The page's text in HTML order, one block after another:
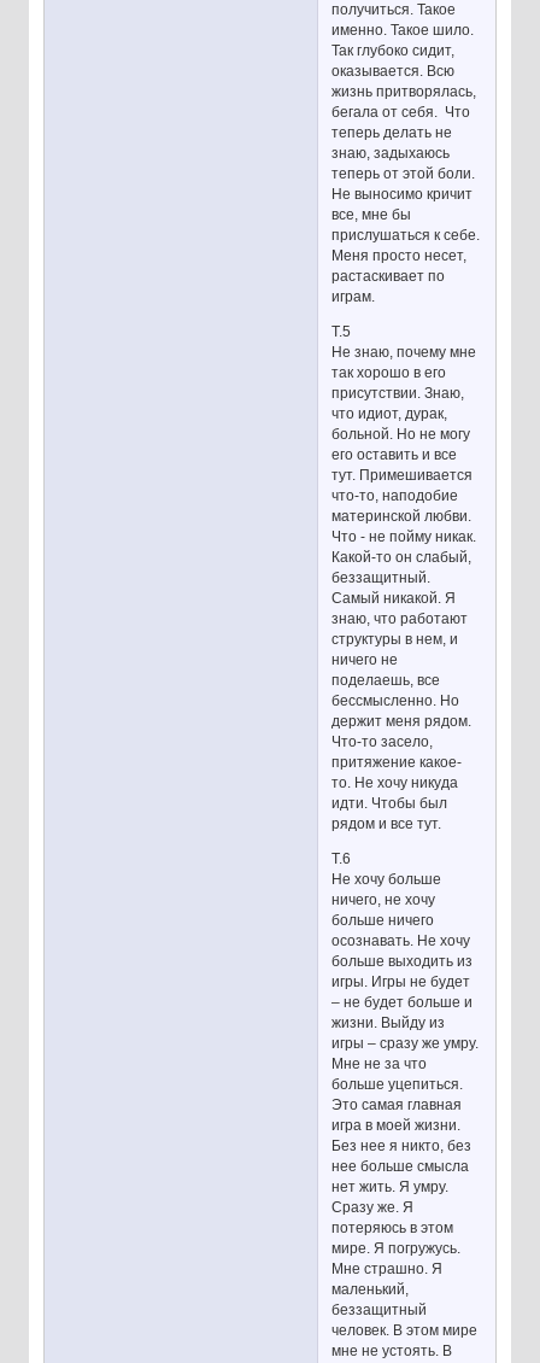
получиться. Такое
именно. Такое шило.
Так глубоко сидит,
оказывается. Всю
жизнь притворялась,
бегала от себя. Что
теперь делать не
знаю, задыхаюсь
теперь от этой боли.
Не выносимо кричит
все, мне бы
прислушаться к себе.
Меня просто несет,
растаскивает по
играм.
Т.5
Не знаю, почему мне
так хорошо в его
присутствии. Знаю,
что идиот, дурак,
больной. Но не могу
его оставить и все
тут. Примешивается
что-то, наподобие
материнской любви.
Что - не пойму никак.
Какой-то он слабый,
беззащитный.
Самый никакой. Я
знаю, что работают
структуры в нем, и
ничего не
поделаешь, все
бессмысленно. Но
держит меня рядом.
Что-то засело,
притяжение какое-
то. Не хочу никуда
идти. Чтобы был
рядом и все тут.
Т.6
Не хочу больше
ничего, не хочу
больше ничего
осознавать. Не хочу
больше выходить из
игры. Игры не будет
– не будет больше и
жизни. Выйду из
игры – сразу же умру.
Мне не за что
больше уцепиться.
Это самая главная
игра в моей жизни.
Без нее я никто, без
нее больше смысла
нет жить. Я умру.
Сразу же. Я
потеряюсь в этом
мире. Я погружусь.
Мне страшно. Я
маленький,
беззащитный
человек. В этом мире
мне не устоять. В